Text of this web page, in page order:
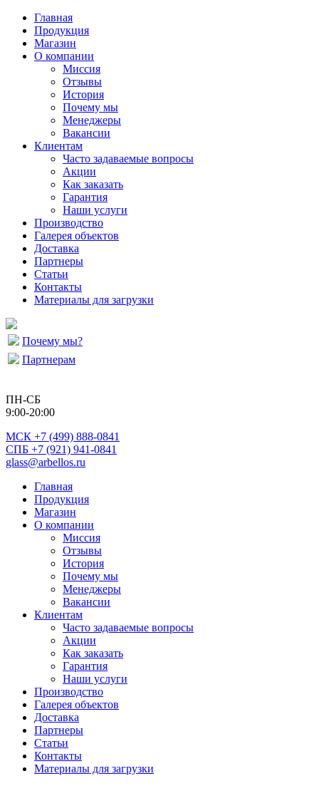
Главная
Продукция
Магазин
О компании
Миссия
Отзывы
История
Почему мы
Менеджеры
Вакансии
Клиентам
Часто задаваемые вопросы
Акции
Как заказать
Гарантия
Наши услуги
Производство
Галерея объектов
Доставка
Партнеры
Статьи
Контакты
Материалы для загрузки
Почему мы?
Партнерам
ПН-СБ
9:00-20:00
МСК +7 (499) 888-0841
СПБ +7 (921) 941-0841
glass@arbellos.ru
Главная
Продукция
Магазин
О компании
Миссия
Отзывы
История
Почему мы
Менеджеры
Вакансии
Клиентам
Часто задаваемые вопросы
Акции
Как заказать
Гарантия
Наши услуги
Производство
Галерея объектов
Доставка
Партнеры
Статьи
Контакты
Материалы для загрузки